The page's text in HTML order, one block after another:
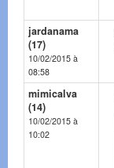
jardanama
(17)
10/02/2015 à
08:58
mimicalva
(14)
10/02/2015 à
10:02